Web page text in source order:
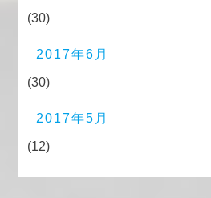
(30)
2017年6月
(30)
2017年5月
(12)